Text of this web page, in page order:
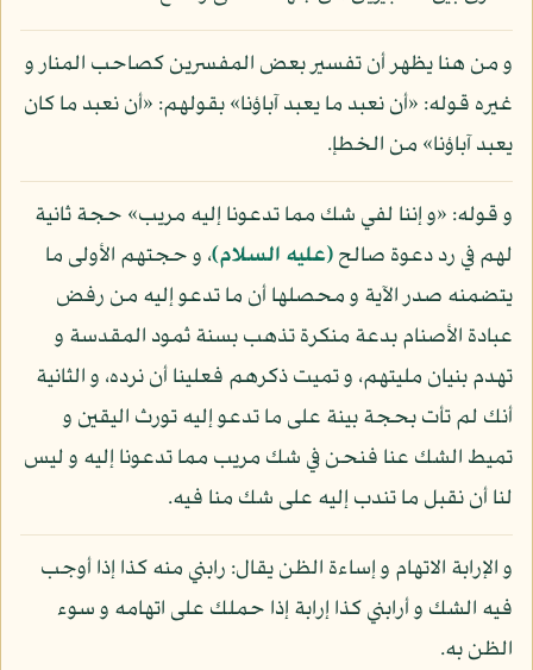
و من هنا يظهر أن تفسير بعض المفسرين كصاحب المنار و
غيره قوله: «أن نعبد ما يعبد آباؤنا» بقولهم: «أن نعبد ما كان
يعبد آباؤنا» من الخطإ.
و قوله: «و إننا لفي شك مما تدعونا إليه مريب» حجة ثانية
لهم في رد دعوة صالح(عليه السلام)، و حجتهم الأولى ما
يتضمنه صدر الآية و محصلها أن ما تدعو إليه من رفض
عبادة الأصنام بدعة منكرة تذهب بسنة ثمود المقدسة و
تهدم بنيان مليتهم، و تميت ذكرهم فعلينا أن نرده، و الثانية
أنك لم تأت بحجة بينة على ما تدعو إليه تورث اليقين و
تميط الشك عنا فنحن في شك مريب مما تدعونا إليه و ليس
لنا أن نقبل ما تندب إليه على شك منا فيه.
و الإرابة الاتهام و إساءة الظن يقال: رابني منه كذا إذا أوجب
فيه الشك و أرابني كذا إرابة إذا حملك على اتهامه و سوء
الظن به.